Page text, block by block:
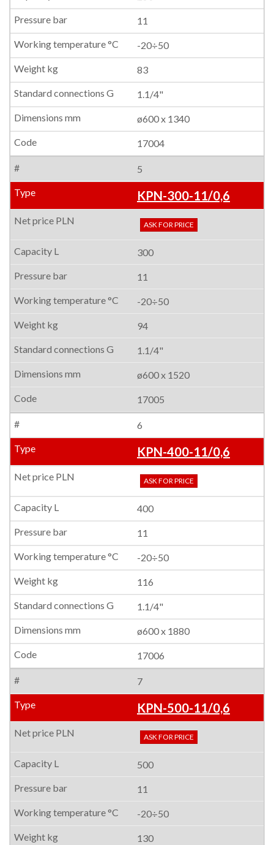
11
-20÷50
83
1.1/4"
ø600 x 1340
17004
5
KPN-300-11/0,6
ASK FOR PRICE
300
11
-20÷50
94
1.1/4"
ø600 x 1520
17005
6
KPN-400-11/0,6
ASK FOR PRICE
400
11
-20÷50
116
1.1/4"
ø600 x 1880
17006
7
KPN-500-11/0,6
ASK FOR PRICE
500
11
-20÷50
130